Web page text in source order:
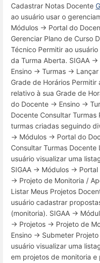
Cadastrar Notas Docente
ao usuário usar o
Módulos → Portal do
Gerenciar Plano de Curso
Técnico Permitir ao
da Turma Aberta. SIGAA
Ensino → Turmas →
Grade de Horários
relativo à sua Grade de
do Docente → Ensino →
Docente Consultar
turmas criadas seguindo
→ Módulos → Portal do
Consultar Turmas
usuário visualizar uma
SIGAA → Módulos →
→ Projeto de Monitoria /
Listar Meus Projetos
usuário cadastrar
(monitoria). SIGAA →
→ Projetos → Projeto de
Ensino → Submeter
usuário visualizar uma
em projetos de monitoria